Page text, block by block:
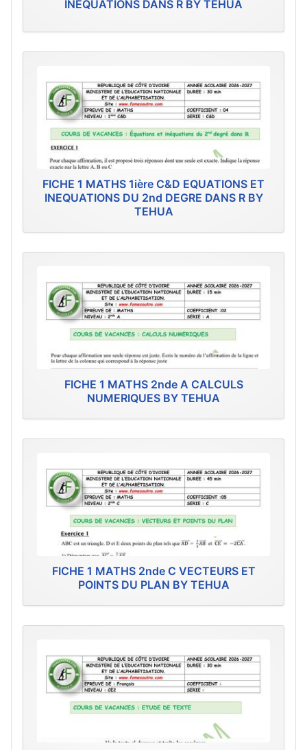
INEQUATIONS DANS R BY TEHUA
FICHE 1 MATHS 1ière C&D EQUATIONS ET
INEQUATIONS DU 2nd DEGRE DANS R BY
TEHUA
FICHE 1 MATHS 2nde A CALCULS
NUMERIQUES BY TEHUA
FICHE 1 MATHS 2nde C VECTEURS ET
POINTS DU PLAN BY TEHUA